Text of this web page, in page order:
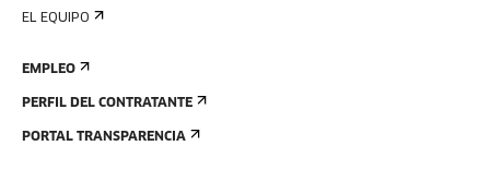
EL EQUIPO
EMPLEO
PERFIL DEL CONTRATANTE
PORTAL TRANSPARENCIA